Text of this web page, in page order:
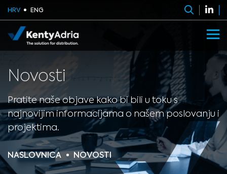
HRV ENG
Novosti
Pratite naše objave kako bi bili u toku s
najnovijim informacijama o našem poslovanju i
projektima.
NASLOVNICA NOVOSTI